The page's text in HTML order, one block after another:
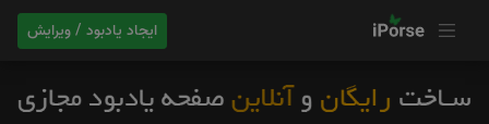
ایجاد یادبود / ویرایش